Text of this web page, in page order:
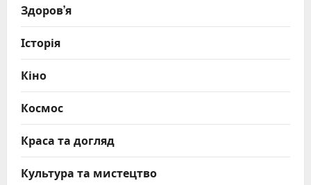
Здоров’я
Історія
Кіно
Космос
Краса та догляд
Культура та мистецтво